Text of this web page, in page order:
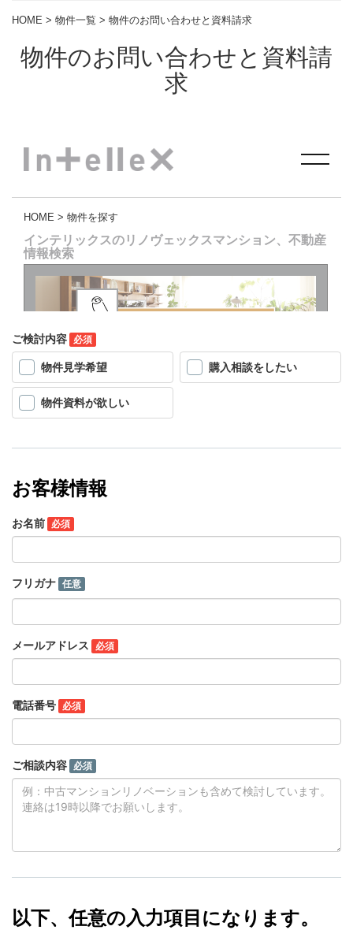
HOME > 物件一覧 > 物件のお問い合わせと資料請求
物件のお問い合わせと資料請
求
ご検討内容 必須
物件見学希望 購入相談をしたい
物件資料が欲しい
お客様情報
お名前 必須
フリガナ 任意
メールアドレス 必須
電話番号 必須
ご相談内容 必須
以下、任意の入力項目になります。